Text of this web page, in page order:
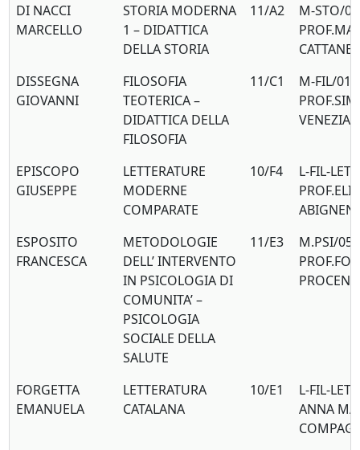
DI NACCI
MARCELLO
STORIA MODERNA
1 – DIDATTICA
DELLA STORIA
11/A2
M-STO/02
DISSEGNA
GIOVANNI
FILOSOFIA
TEOTERICA –
DIDATTICA DELLA
FILOSOFIA
11/C1
M-FIL/01
VENEZIA
EPISCOPO
GIUSEPPE
LETTERATURE
MODERNE
COMPARATE
10/F4
L-FIL-
ESPOSITO
FRANCESCA
METODOLOGIE
DELL’ INTERVENTO
IN PSICOLOGIA DI
COMUNITA’ –
PSICOLOGIA
SOCIALE DELLA
SALUTE
11/E3
M.PSI/05
FORGETTA
EMANUELA
LETTERATURA
CATALANA
10/E1
L-FIL-
ANNA